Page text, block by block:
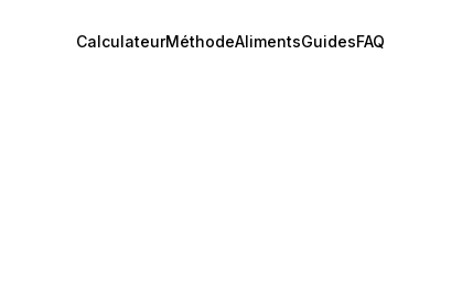
CalculateurMéthodeAlimentsGuidesFAQ